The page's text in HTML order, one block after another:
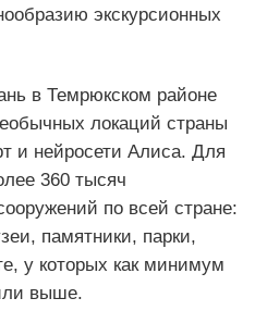
экскурсионных
в Темрюкском районе
локаций страны
и нейросети Алиса. Для
360 тысяч
по всей стране:
памятники, парки,
у которых как минимум
выше.